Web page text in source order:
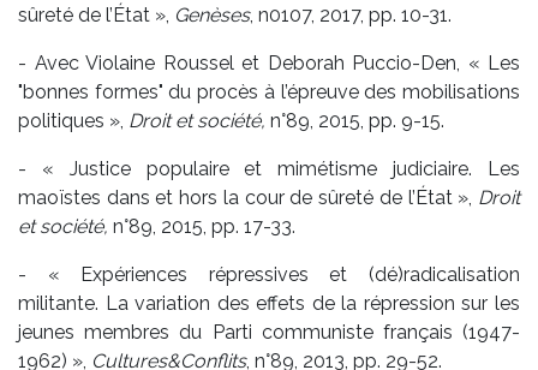
sûreté de l’État », Genèses, n0107, 2017, pp. 10-31.
- Avec Violaine Roussel et Deborah Puccio-Den, « Les
"bonnes formes" du procès à l’épreuve des mobilisations
politiques », Droit et société, n°89, 2015, pp. 9-15.
- « Justice populaire et mimétisme judiciaire. Les
maoïstes dans et hors la cour de sûreté de l’État », Droit
et société, n°89, 2015, pp. 17-33.
- « Expériences répressives et (dé)radicalisation
militante. La variation des effets de la répression sur les
jeunes membres du Parti communiste français (1947-
1962) », Cultures&Conflits, n°89, 2013, pp. 29-52.